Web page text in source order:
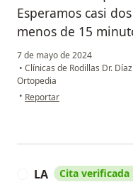
Esperamos casi
menos de 15
7 de mayo de 2024
• Clínicas de Rodillas Dr.
Ortopedia
• en opinión del usuario E.G.B
Reportar
LA Cita verificada